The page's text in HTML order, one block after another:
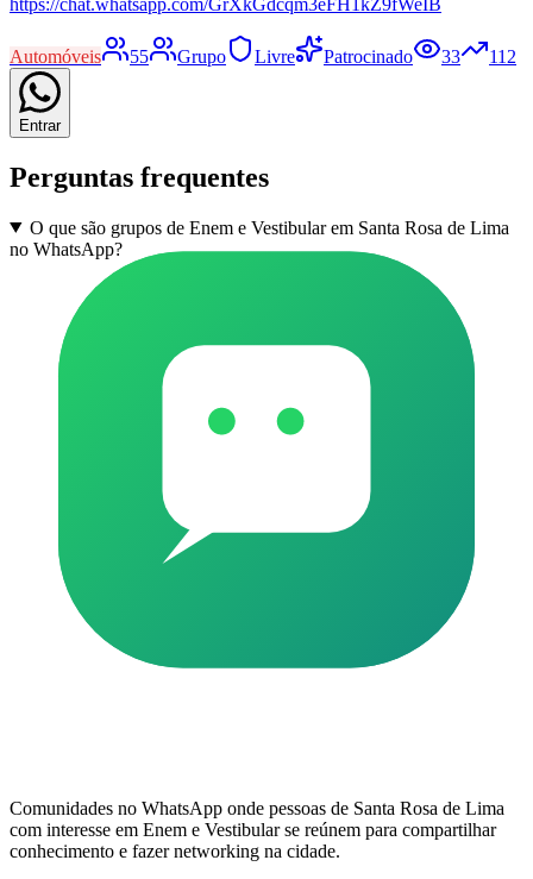
Automóveis 55 Grupo Livre Patrocinado 33 112
Entrar
Perguntas frequentes
O que são grupos de Enem e Vestibular em Santa Rosa de Lima
no WhatsApp?
Comunidades no WhatsApp onde pessoas de Santa Rosa de Lima
com interesse em Enem e Vestibular se reúnem para compartilhar
conhecimento e fazer networking na cidade.